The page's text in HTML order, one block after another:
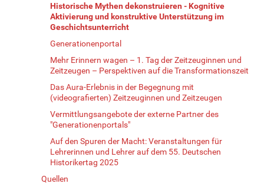
Historische Mythen dekonstruieren - Kognitive
Aktivierung und konstruktive Unterstützung im
Geschichtsunterricht
Generationenportal
Mehr Erinnern wagen – 1. Tag der Zeitzeuginnen und
Zeitzeugen – Perspektiven auf die Transformationszeit
Das Aura-Erlebnis in der Begegnung mit
(videografierten) Zeitzeuginnen und Zeitzeugen
Vermittlungsangebote der externe Partner des
"Generationenportals"
Auf den Spuren der Macht: Veranstaltungen für
Lehrerinnen und Lehrer auf dem 55. Deutschen
Historikertag 2025
Quellen